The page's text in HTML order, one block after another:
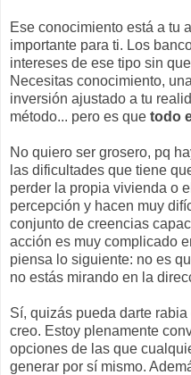
Ese conocimiento está a tu
importante para ti. Los
intereses de ese tipo sin
Necesitas conocimiento,
inversión ajustado a tu
método... pero es que todo
No quiero ser grosero, pq
las dificultades que tiene
perder la propia vivienda o
percepción y hacen muy
conjunto de creencias
acción es muy complicado
piensa lo siguiente: no es
no estás mirando en la
Sí, quizás pueda darte
creo. Estoy plenamente
opciones de las que
generar por sí mismo.